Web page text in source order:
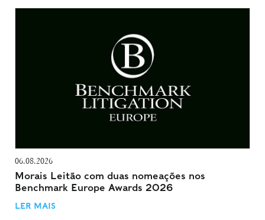
06.08.2026
Morais Leitão com duas nomeações nos
Benchmark Europe Awards 2026
LER MAIS